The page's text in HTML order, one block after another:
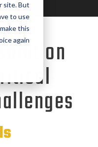
our site. But
we'll have to use
to make this
choice again.
High-
Solution
Critical